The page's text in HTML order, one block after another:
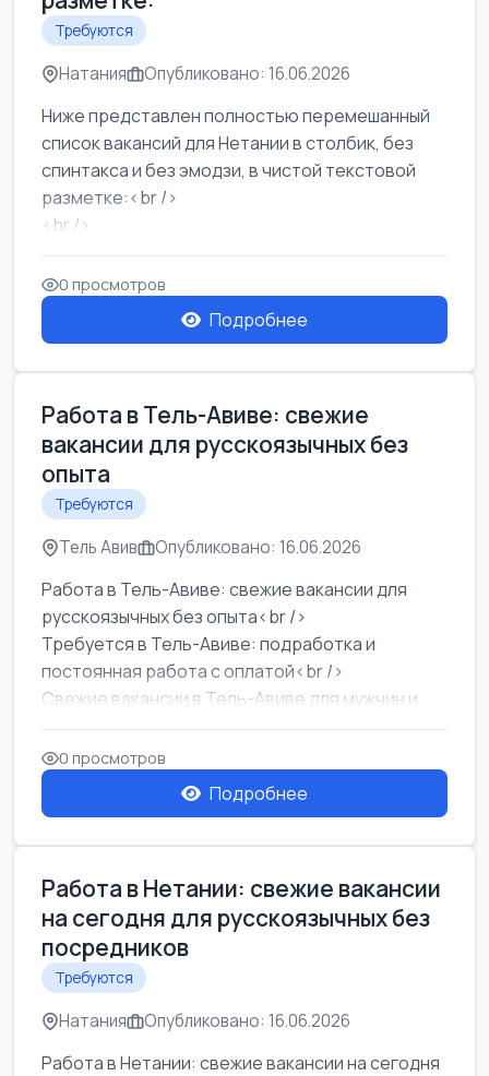
Требуются
Натания Опубликовано: 16.06.2026
Ниже представлен полностью перемешанный
список вакансий для Нетании в столбик, без
спинтакса и без эмодзи, в чистой текстовой
разметке:<br />
<br />
Работа в Нетании на мебельном производстве:
требу...
0 просмотров
Подробнее
Работа в Тель-Авиве: свежие
вакансии для русскоязычных без
опыта
Требуются
Тель Авив Опубликовано: 16.06.2026
Работа в Тель-Авиве: свежие вакансии для
русскоязычных без опыта<br />
Требуется в Тель-Авиве: подработка и
постоянная работа с оплатой<br />
Свежие вакансии в Тель-Авиве для мужчин и
женщин от хозя...
0 просмотров
Подробнее
Работа в Нетании: свежие вакансии
на сегодня для русскоязычных без
посредников
Требуются
Натания Опубликовано: 16.06.2026
Работа в Нетании: свежие вакансии на сегодня